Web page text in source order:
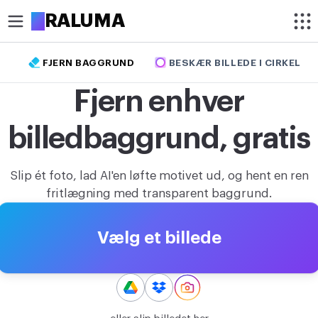
ARALUMA
Beskær billede
Beskær billede i cirkel
Komprimer billede
Ændr billedstørrelse
FJERN BAGGRUND BESKÆR BILLEDE I CIRKEL
Fjern enhver
billedbaggrund, gratis
Slip ét foto, lad AI'en løfte motivet ud, og hent en ren
fritlægning med transparent baggrund.
Vælg et billede